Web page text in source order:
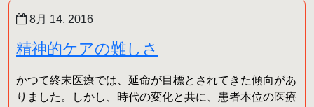
8月 14, 2016
精神的ケアの難しさ
かつて終末医療では、延命が目標とされてきた傾向があ
りました。しかし、時代の変化と共に、患者本位の医療